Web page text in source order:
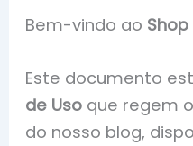
Bem-vindo ao
Este documento
de Uso que regem
do nosso blog,